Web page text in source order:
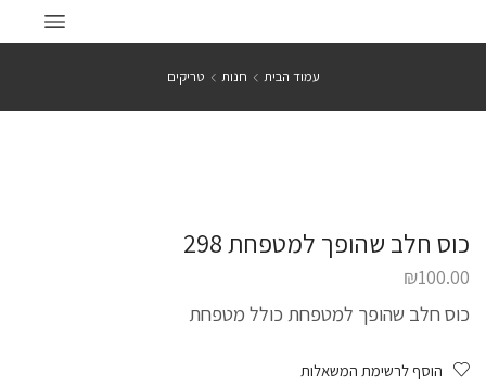
עמוד הבית חנות טריקים
כוס חלב שהופך למטפחת 298
₪100.00
כוס חלב שהופך למטפחת כולל מטפחת
הוסף לרשימת המשאלות